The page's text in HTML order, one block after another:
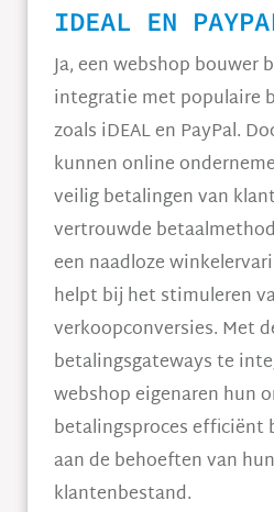
IDEAL EN
Ja, een webshop bouwer
integratie met populaire
zoals iDEAL en PayPal.
kunnen online
veilig betalingen van
vertrouwde
een naadloze
helpt bij het stimuleren
verkoopconversies. Met
betalingsgateways te
webshop eigenaren hun
betalingsproces efficiënt
aan de behoeften van
klantenbestand.